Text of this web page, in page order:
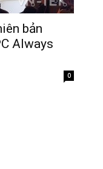
bản
Always
0